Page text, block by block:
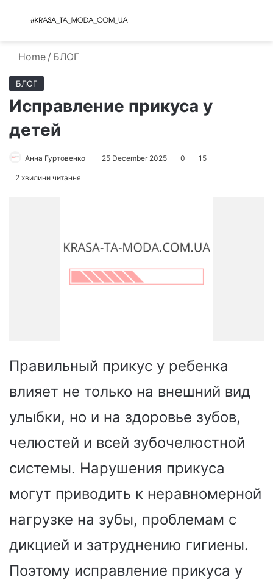
Menu
Home / БЛОГ
БЛОГ
Исправление прикуса у
детей
Анна Гуртовенко 25 December 2025 0 15
2 хвилини читання
Правильный прикус у ребенка
влияет не только на внешний вид
улыбки, но и на здоровье зубов,
челюстей и всей зубочелюстной
системы. Нарушения прикуса
могут приводить к неравномерной
нагрузке на зубы, проблемам с
дикцией и затруднению гигиены.
Поэтому исправление прикуса у